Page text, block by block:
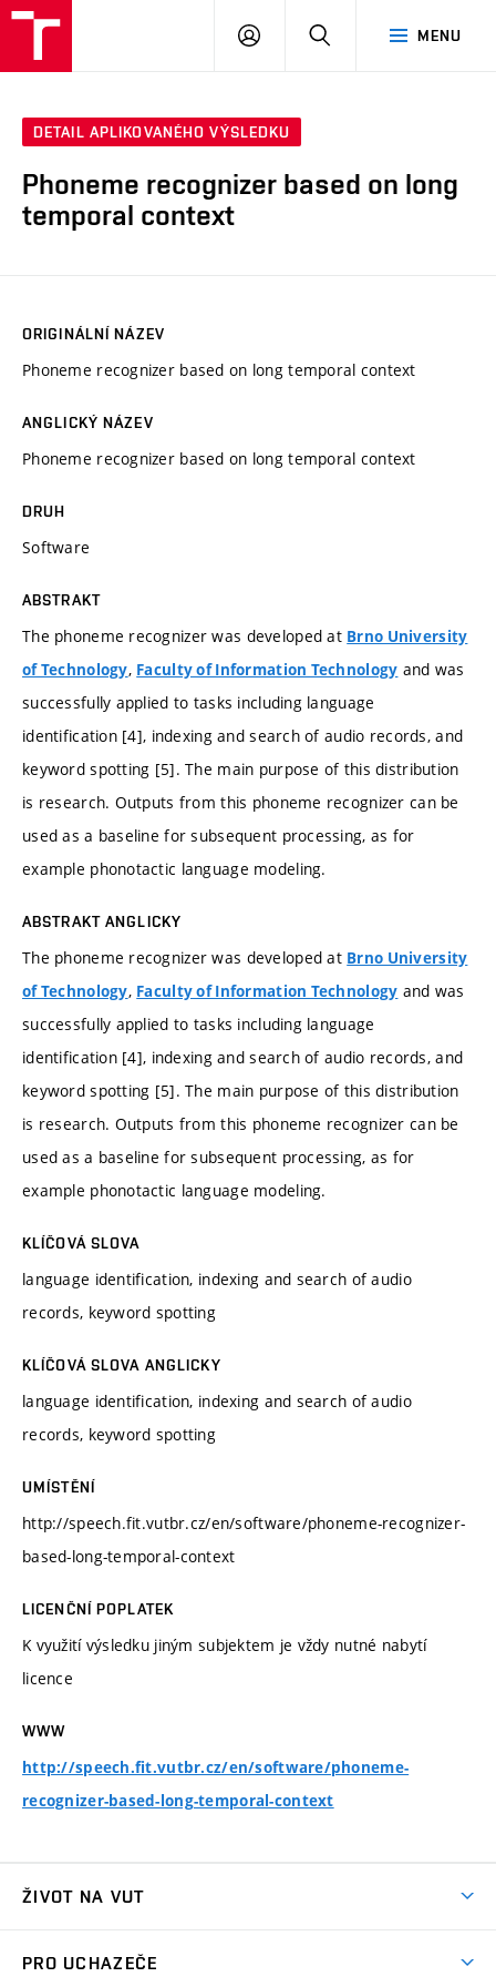
MENU
PŘIHLÁSIT
DETAIL APLIKOVANÉHO VÝSLEDKU
Phoneme recognizer based on long
temporal context
ORIGINÁLNÍ NÁZEV
Phoneme recognizer based on long temporal context
ANGLICKÝ NÁZEV
Phoneme recognizer based on long temporal context
DRUH
Software
ABSTRAKT
The phoneme recognizer was developed at Brno University
of Technology, Faculty of Information Technology and was
successfully applied to tasks including language
identification [4], indexing and search of audio records, and
keyword spotting [5]. The main purpose of this distribution
is research. Outputs from this phoneme recognizer can be
used as a baseline for subsequent processing, as for
example phonotactic language modeling.
ABSTRAKT ANGLICKY
The phoneme recognizer was developed at Brno University
of Technology, Faculty of Information Technology and was
successfully applied to tasks including language
identification [4], indexing and search of audio records, and
keyword spotting [5]. The main purpose of this distribution
is research. Outputs from this phoneme recognizer can be
used as a baseline for subsequent processing, as for
example phonotactic language modeling.
KLÍČOVÁ SLOVA
language identification, indexing and search of audio
records, keyword spotting
KLÍČOVÁ SLOVA ANGLICKY
language identification, indexing and search of audio
records, keyword spotting
UMÍSTĚNÍ
http://speech.fit.vutbr.cz/en/software/phoneme-recognizer-
based-long-temporal-context
LICENČNÍ POPLATEK
K využití výsledku jiným subjektem je vždy nutné nabytí
licence
WWW
http://speech.fit.vutbr.cz/en/software/phoneme-
recognizer-based-long-temporal-context
ŽIVOT NA VUT
PRO UCHAZEČE